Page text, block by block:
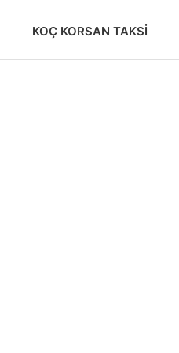
KOÇ KORSAN TAKSI